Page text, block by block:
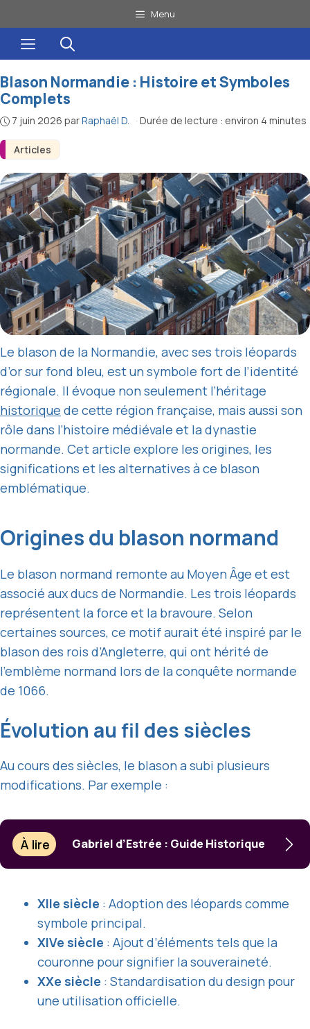
au
contenu
Menu
Menu
Articles
Blason Normandie : Histoire et Symboles
Complets
7 juin 2026 parRaphaël D. · Durée de lecture : environ 4 minutes
Le blason de la Normandie, avec ses trois léopards
d’or sur fond bleu, est un symbole fort de l’identité
régionale. Il évoque non seulement l’héritage
historique de cette région française, mais aussi son
rôle dans l’histoire médiévale et la dynastie
normande. Cet article explore les origines, les
significations et les alternatives à ce blason
emblématique.
Origines du blason normand
Le blason normand remonte au Moyen Âge et est
associé aux ducs de Normandie. Les trois léopards
représentent la force et la bravoure. Selon
certaines sources, ce motif aurait été inspiré par le
blason des rois d’Angleterre, qui ont hérité de
l’emblème normand lors de la conquête normande
de 1066.
Évolution au fil des siècles
Au cours des siècles, le blason a subi plusieurs
modifications. Par exemple :
À lire Gabriel d’Estrée : Guide Historique
XIIe siècle : Adoption des léopards comme
symbole principal.
XIVe siècle : Ajout d’éléments tels que la
couronne pour signifier la souveraineté.
XXe siècle : Standardisation du design pour
une utilisation officielle.